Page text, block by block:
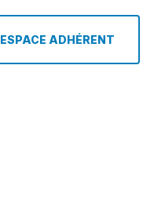
ESPACE ADHÉRENT